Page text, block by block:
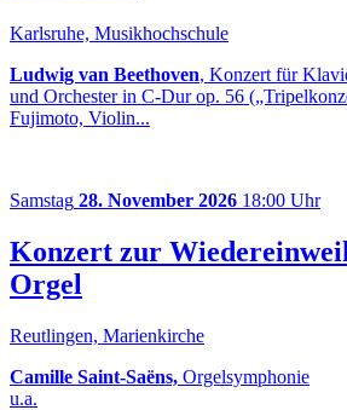
Karlsruhe, Musikhochschule
Ludwig van Beethoven, Konzert für
und Orchester in C-Dur op. 56
Fujimoto, Violin...
Samstag 28. November 2026 18:00 Uhr
Konzert zur
Orgel
Reutlingen, Marienkirche
Camille Saint-Saëns, Orgelsymphonie
u.a.